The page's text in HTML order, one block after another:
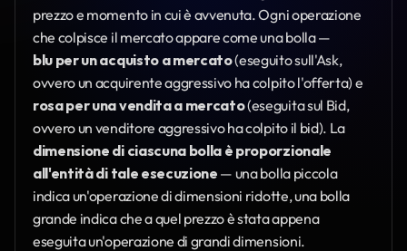
prezzo e momento in cui è avvenuta. Ogni operazione
blu per un acquisto a mercato (eseguito sull'Ask,
rosa per una vendita a mercato (eseguita sul Bid,
dimensione di ciascuna bolla è proporzionale
all'entità di tale esecuzione — una bolla piccola
indica un'operazione di dimensioni ridotte, una bolla
grande indica che a quel prezzo è stata appena
eseguita un'operazione di grandi dimensioni.